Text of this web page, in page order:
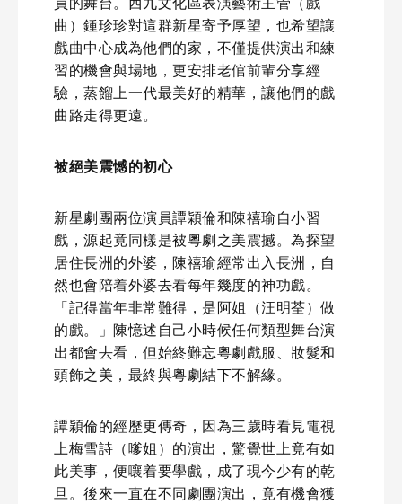
曲）鍾珍珍對這群新星寄予厚望，也希望讓
戲曲中心成為他們的家，不僅提供演出和練
習的機會與場地，更安排老倌前輩分享經
驗，蒸餾上一代最美好的精華，讓他們的戲
曲路走得更遠。
被絕美震憾的初心
新星劇團兩位演員譚穎倫和陳禧瑜自小習
戲，源起竟同樣是被粵劇之美震撼。為探望
居住長洲的外婆，陳禧瑜經常出入長洲，自
然也會陪着外婆去看每年幾度的神功戲。
「記得當年非常難得，是阿姐（汪明荃）做
的戲。」陳憶述自己小時候任何類型舞台演
出都會去看，但始終難忘粵劇戲服、妝髮和
頭飾之美，最終與粵劇結下不解緣。
譚穎倫的經歷更傳奇，因為三歲時看見電視
上梅雪詩（嗲姐）的演出，驚覺世上竟有如
此美事，便嚷着要學戲，成了現今少有的乾
旦。後來一直在不同劇團演出，竟有機會獲